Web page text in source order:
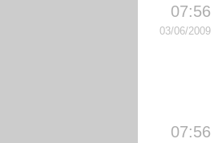
07:56
03/06/2009
07:56